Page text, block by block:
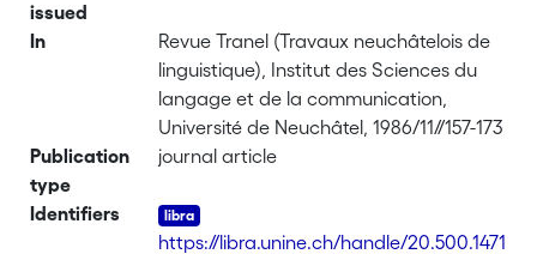
issued
In
Revue Tranel (Travaux neuchâtelois de
linguistique), Institut des Sciences du
langage et de la communication,
Université de Neuchâtel, 1986/11//157-173
Publication
type
journal article
Identifiers
https://libra.unine.ch/handle/20.500.1471